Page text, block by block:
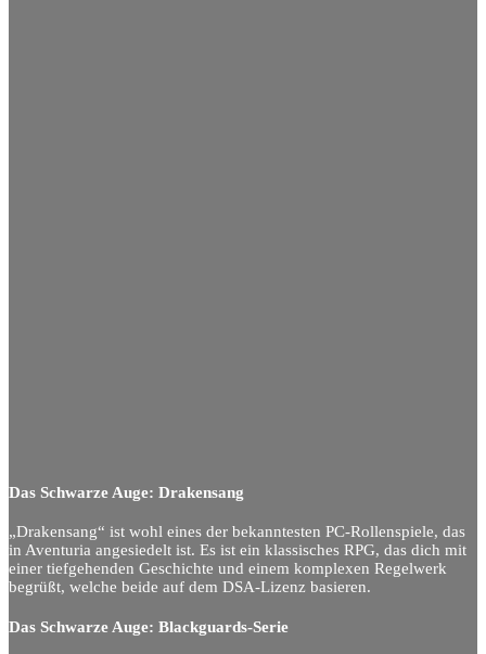
Das Schwarze Auge: Drakensang
„Drakensang“ ist wohl eines der bekanntesten PC-Rollenspiele, das
in Aventuria angesiedelt ist. Es ist ein klassisches RPG, das dich mit
einer tiefgehenden Geschichte und einem komplexen Regelwerk
begrüßt, welche beide auf dem DSA-Lizenz basieren.
Das Schwarze Auge: Blackguards-Serie